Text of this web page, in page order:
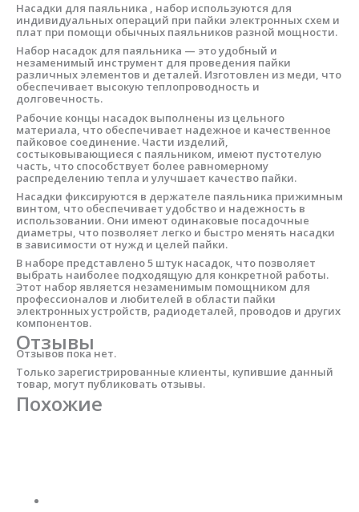
Насадки для паяльника , набор используются для
индивидуальных операций при пайки электронных схем и
плат при помощи обычных паяльников разной мощности.
Набор насадок для паяльника — это удобный и
незаменимый инструмент для проведения пайки
различных элементов и деталей. Изготовлен из меди, что
обеспечивает высокую теплопроводность и
долговечность.
Рабочие концы насадок выполнены из цельного
материала, что обеспечивает надежное и качественное
пайковое соединение. Части изделий,
состыковывающиеся с паяльником, имеют пустотелую
часть, что способствует более равномерному
распределению тепла и улучшает качество пайки.
Насадки фиксируются в держателе паяльника прижимным
винтом, что обеспечивает удобство и надежность в
использовании. Они имеют одинаковые посадочные
диаметры, что позволяет легко и быстро менять насадки
в зависимости от нужд и целей пайки.
В наборе представлено 5 штук насадок, что позволяет
выбрать наиболее подходящую для конкретной работы.
Этот набор является незаменимым помощником для
профессионалов и любителей в области пайки
электронных устройств, радиодеталей, проводов и других
компонентов.
Отзывы
Отзывов пока нет.
Только зарегистрированные клиенты, купившие данный
товар, могут публиковать отзывы.
Похожие